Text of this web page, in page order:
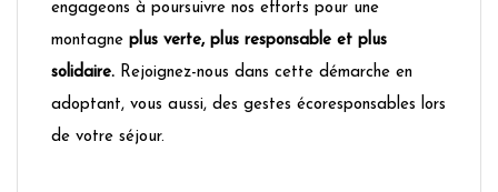
engageons à poursuivre nos efforts pour une
montagne plus verte, plus responsable et plus
solidaire. Rejoignez-nous dans cette démarche en
adoptant, vous aussi, des gestes écoresponsables lors
de votre séjour.